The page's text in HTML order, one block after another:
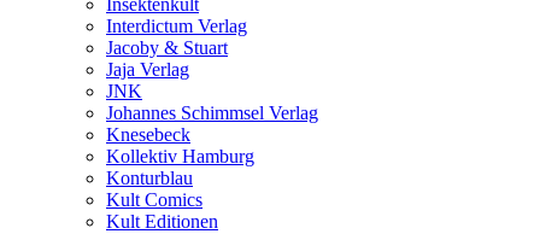
Insektenkult
Interdictum Verlag
Jacoby & Stuart
Jaja Verlag
JNK
Johannes Schimmsel Verlag
Knesebeck
Kollektiv Hamburg
Konturblau
Kult Comics
Kult Editionen